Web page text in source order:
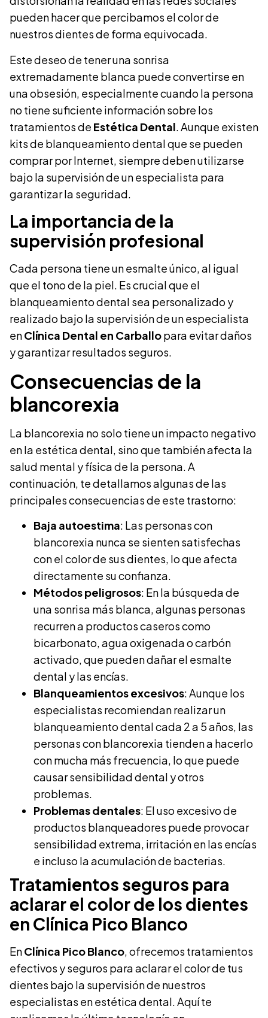
pueden hacer que percibamos el color de
nuestros dientes de forma equivocada.
Este deseo de tener una sonrisa
extremadamente blanca puede convertirse en
una obsesión, especialmente cuando la persona
no tiene suficiente información sobre los
tratamientos de Estética Dental. Aunque existen
kits de blanqueamiento dental que se pueden
comprar por Internet, siempre deben utilizarse
bajo la supervisión de un especialista para
garantizar la seguridad.
La importancia de la
supervisión profesional
Cada persona tiene un esmalte único, al igual
que el tono de la piel. Es crucial que el
blanqueamiento dental sea personalizado y
realizado bajo la supervisión de un especialista
enClínica Dental en Carballopara evitar daños
y garantizar resultados seguros.
Consecuencias de la
blancorexia
La blancorexia no solo tiene un impacto negativo
en la estética dental, sino que también afecta la
salud mental y física de la persona. A
continuación, te detallamos algunas de las
principales consecuencias de este trastorno:
Baja autoestima: Las personas con
blancorexia nunca se sienten satisfechas
con el color de sus dientes, lo que afecta
directamente su confianza.
Métodos peligrosos: En la búsqueda de
una sonrisa más blanca, algunas personas
recurren a productos caseros como
bicarbonato, agua oxigenada o carbón
activado, que pueden dañar el esmalte
dental y las encías.
Blanqueamientos excesivos: Aunque los
especialistas recomiendan realizar un
blanqueamiento dental cada 2 a 5 años, las
personas con blancorexia tienden a hacerlo
con mucha más frecuencia, lo que puede
causar sensibilidad dental y otros
problemas.
Problemas dentales: El uso excesivo de
productos blanqueadores puede provocar
sensibilidad extrema, irritación en las encías
e incluso la acumulación de bacterias.
Tratamientos seguros para
aclarar el color de los dientes
en Clínica Pico Blanco
EnClínica Pico Blanco, ofrecemos tratamientos
efectivos y seguros para aclarar el color de tus
dientes bajo la supervisión de nuestros
especialistas en estética dental. Aquí te